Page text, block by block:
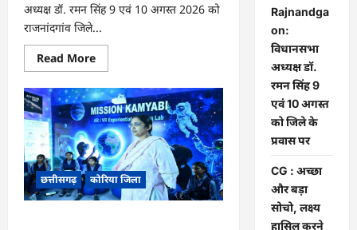
अध्यक्ष डॉ. रमन सिंह 9 एवं 10 अगस्त 2026 को
राजनांदगांव जिले...
Read MoreRead
more
Rajnandgaon:
विधानसभा
अध्यक्ष
डॉ.
रमन
सिंह
9
एवं
10
अगस्त
को
छत्तीसगढ़ कोरिया जिला
Rajnandga
on:
विधानसभा
अध्यक्ष डॉ.
रमन सिंह 9
एवं 10 अगस्त
को जिले के
प्रवास पर
CG : अच्छा
और बड़ा
सोचो, लक्ष्य
हासिल करने